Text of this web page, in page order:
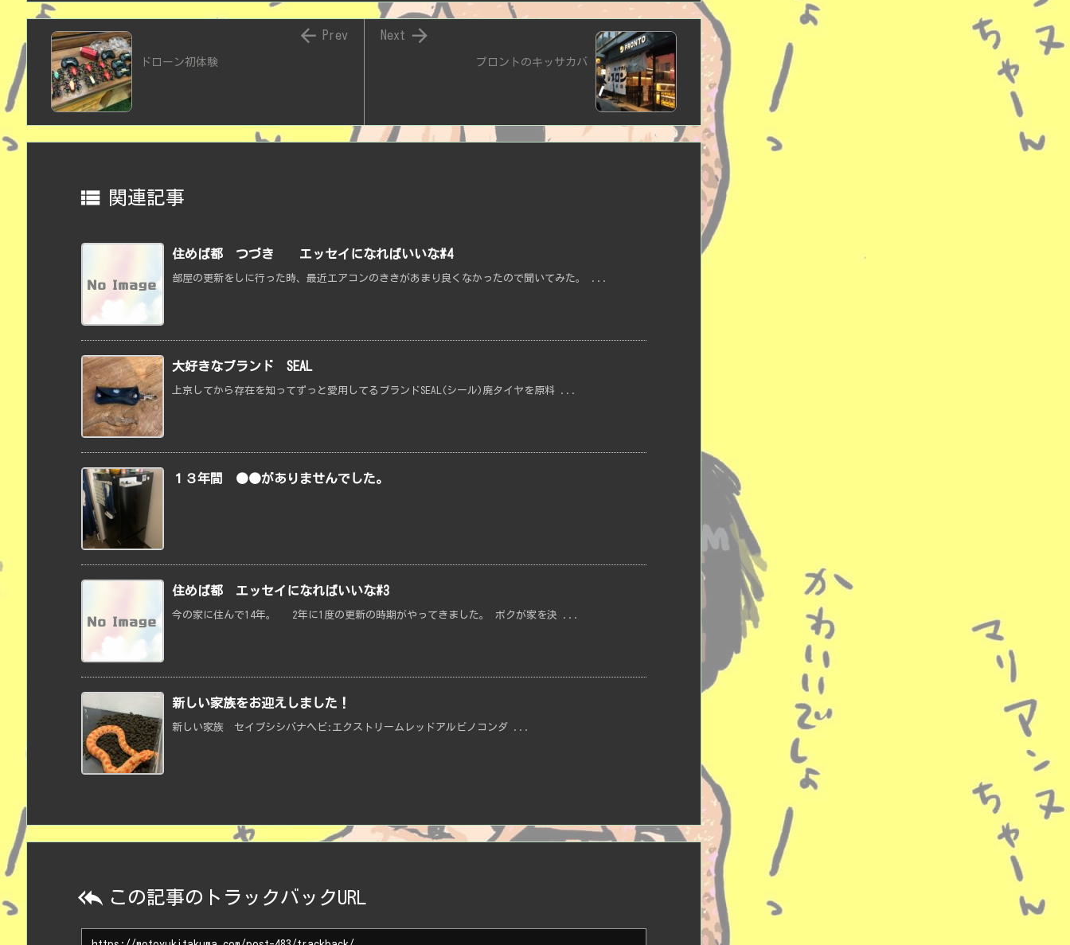
プロントのキッサカバ

Next
ドローン初体験
 Prev
 関連記事
住めば都 つづき エッセイになればいいな#4
部屋の更新をしに行った時、最近エアコンのききがあまり良くなかったので聞いてみた。 ...
大好きなブランド SEAL
上京してから存在を知ってずっと愛用してるブランドSEAL(シール)廃タイヤを原料 ...
１３年間 ●●がありませんでした。
住めば都 エッセイになればいいな#3
今の家に住んで14年。 2年に1度の更新の時期がやってきました。 ボクが家を決 ...
新しい家族をお迎えしました！
新しい家族 セイブシシバナヘビ:エクストリームレッドアルビノコンダ ...
 この記事のトラックバックURL